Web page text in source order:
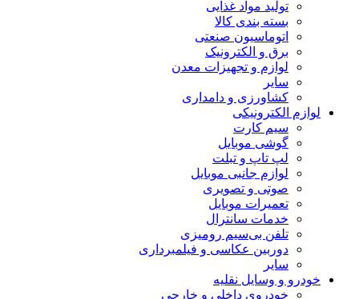
تولید مواد غذایی
بسته بندی کالا
اتوماسیون صنعتی
برق و الکترونیک
لوازم و تجهیزات معدن
سایر
کشاورزی و دامداری
لوازم الکترونیکی
سیم کارت
گوشی موبایل
لپ تاپ و تبلت
لوازم جانبی موبایل
صوتی و تصویری
تعمیرات موبایل
خدمات سانترال
تلفن بی‌سیم رومیزی
دوربین عکاسی و فیلمبرداری
سایر
خودرو و وسایل نقلیه
خودروی داخلی و خارجی